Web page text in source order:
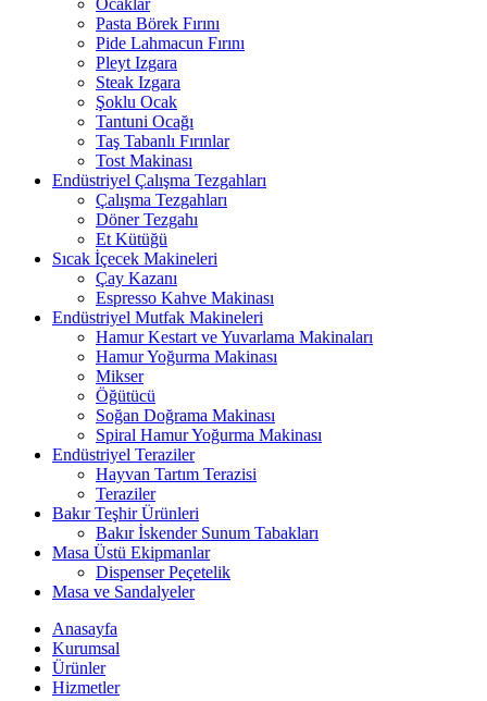
Ocaklar
Pasta Börek Fırını
Pide Lahmacun Fırını
Pleyt Izgara
Steak Izgara
Şoklu Ocak
Tantuni Ocağı
Taş Tabanlı Fırınlar
Tost Makinası
Endüstriyel Çalışma Tezgahları
Çalışma Tezgahları
Döner Tezgahı
Et Kütüğü
Sıcak İçecek Makineleri
Çay Kazanı
Espresso Kahve Makinası
Endüstriyel Mutfak Makineleri
Hamur Kestart ve Yuvarlama Makinaları
Hamur Yoğurma Makinası
Mikser
Öğütücü
Soğan Doğrama Makinası
Spiral Hamur Yoğurma Makinası
Endüstriyel Teraziler
Hayvan Tartım Terazisi
Teraziler
Bakır Teşhir Ürünleri
Bakır İskender Sunum Tabakları
Masa Üstü Ekipmanlar
Dispenser Peçetelik
Masa ve Sandalyeler
Anasayfa
Kurumsal
Ürünler
Hizmetler